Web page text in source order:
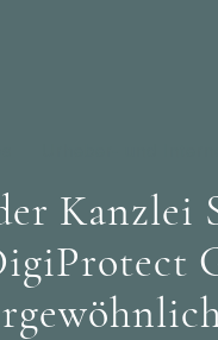
Kanzlei